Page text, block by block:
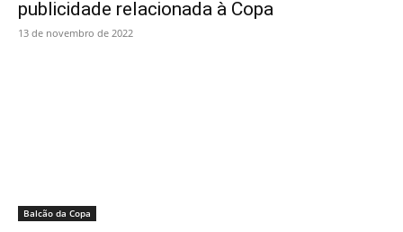
publicidade relacionada à Copa
13 de novembro de 2022
Balcão da Copa